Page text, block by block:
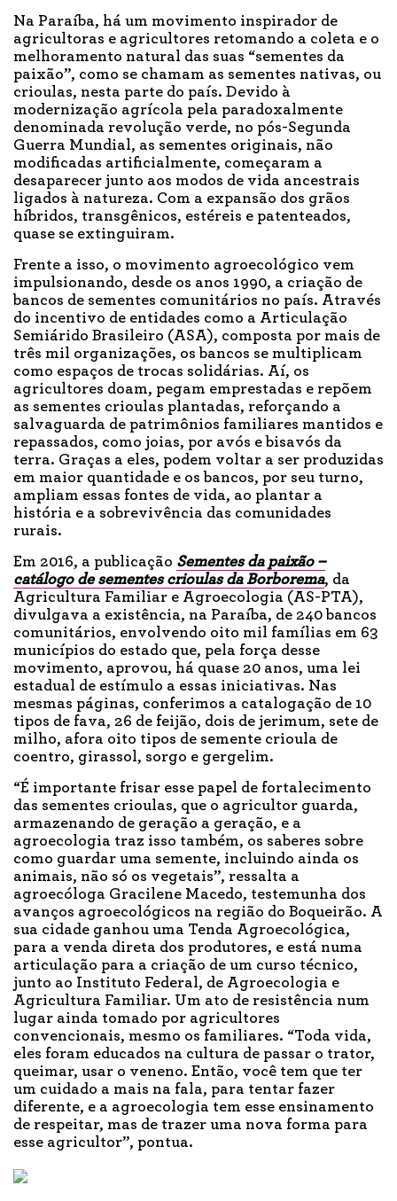
Na Paraíba, há um movimento inspirador de
agricultoras e agricultores retomando a coleta e o
melhoramento natural das suas “sementes da
paixão”, como se chamam as sementes nativas, ou
crioulas, nesta parte do país. Devido à
modernização agrícola pela paradoxalmente
denominada revolução verde, no pós-Segunda
Guerra Mundial, as sementes originais, não
modificadas artificialmente, começaram a
desaparecer junto aos modos de vida ancestrais
ligados à natureza. Com a expansão dos grãos
híbridos, transgênicos, estéreis e patenteados,
quase se extinguiram.
Frente a isso, o movimento agroecológico vem
impulsionando, desde os anos 1990, a criação de
bancos de sementes comunitários no país. Através
do incentivo de entidades como a Articulação
Semiárido Brasileiro (ASA), composta por mais de
três mil organizações, os bancos se multiplicam
como espaços de trocas solidárias. Aí, os
agricultores doam, pegam emprestadas e repõem
as sementes crioulas plantadas, reforçando a
salvaguarda de patrimônios familiares mantidos e
repassados, como joias, por avós e bisavós da
terra. Graças a eles, podem voltar a ser produzidas
em maior quantidade e os bancos, por seu turno,
ampliam essas fontes de vida, ao plantar a
história e a sobrevivência das comunidades
rurais.
Em 2016, a publicação Sementes da paixão –
catálogo de sementes crioulas da Borborema, da
Agricultura Familiar e Agroecologia (AS-PTA),
divulgava a existência, na Paraíba, de 240 bancos
comunitários, envolvendo oito mil famílias em 63
municípios do estado que, pela força desse
movimento, aprovou, há quase 20 anos, uma lei
estadual de estímulo a essas iniciativas. Nas
mesmas páginas, conferimos a catalogação de 10
tipos de fava, 26 de feijão, dois de jerimum, sete de
milho, afora oito tipos de semente crioula de
coentro, girassol, sorgo e gergelim.
“É importante frisar esse papel de fortalecimento
das sementes crioulas, que o agricultor guarda,
armazenando de geração a geração, e a
agroecologia traz isso também, os saberes sobre
como guardar uma semente, incluindo ainda os
animais, não só os vegetais”, ressalta a
agroecóloga Gracilene Macedo, testemunha dos
avanços agroecológicos na região do Boqueirão. A
sua cidade ganhou uma Tenda Agroecológica,
para a venda direta dos produtores, e está numa
articulação para a criação de um curso técnico,
junto ao Instituto Federal, de Agroecologia e
Agricultura Familiar. Um ato de resistência num
lugar ainda tomado por agricultores
convencionais, mesmo os familiares. “Toda vida,
eles foram educados na cultura de passar o trator,
queimar, usar o veneno. Então, você tem que ter
um cuidado a mais na fala, para tentar fazer
diferente, e a agroecologia tem esse ensinamento
de respeitar, mas de trazer uma nova forma para
esse agricultor”, pontua.